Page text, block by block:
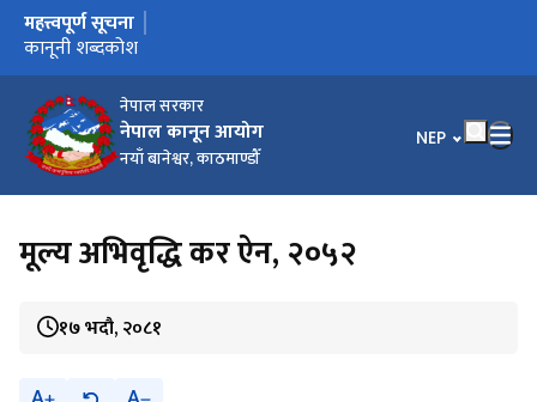
नेपाल सरकार
नेपाल कानून आयोग
नयाँ बानेश्वर, काठमाण्डौँ
भाषा चयन गर्नुहोस्
NEP
मुख्य नेभिगेसनमा जानुहोस्
महत्त्वपूर्ण सूचना
कार्यालय स्थानान्तरण भएको सूचना ।
कानूनी शब्दकोश उपर सुझाव सम्बन्धमा ।
कानूनी शब्दकोश
मूल्य अभिवृद्धि कर ऐन, २०५२
१७ भदौ, २०८१